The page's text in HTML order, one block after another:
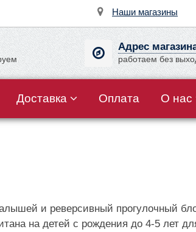
Наши магазины
Адрес
работаем без
Доставка Оплата О нас
и реверсивный прогулочный
на детей с рождения до 4-5 лет